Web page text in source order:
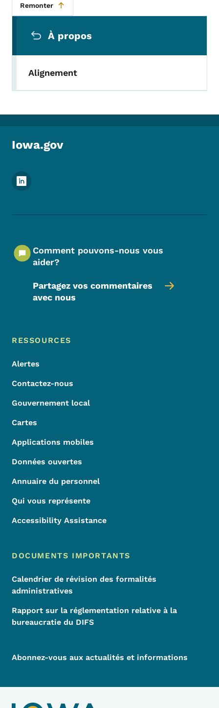
Remonter
À propos
Alignement
Iowa.gov
Menu des réseaux sociaux du pied de
Comment pouvons-nous vous
aider?
Partagez vos commentaires
avec nous
Menu de pied de page
Footer
RESSOURCES
Alertes
Contactez-nous
Gouvernement local
Cartes
Applications mobiles
Données ouvertes
Annuaire du personnel
Qui vous représente
Accessibility Assistance
DOCUMENTS IMPORTANTS
Calendrier de révision des formalités
administratives
Rapport sur la réglementation relative à la
bureaucratie du DIFS
Abonnez-vous aux actualités et informations